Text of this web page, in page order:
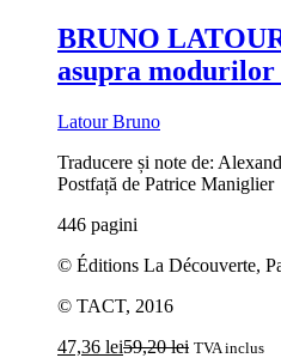
BRUNO
asupra modurilor
Latour Bruno
Traducere și note de:
Postfață de Patrice Maniglier
446 pagini
© Éditions La Découverte,
© TACT, 2016
47,36 lei59,20lei TVA inclus